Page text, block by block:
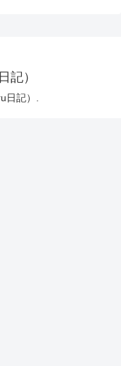
記）
記）.